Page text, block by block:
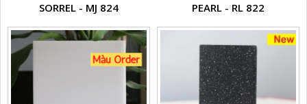
SORREL - MJ 824 PEARL - RL 822